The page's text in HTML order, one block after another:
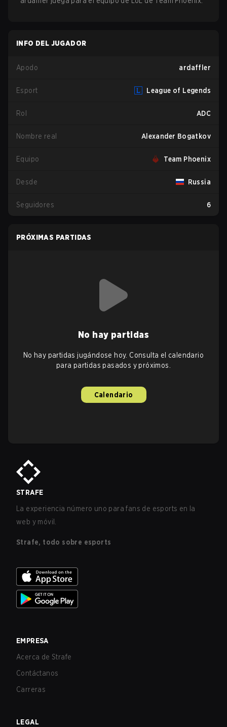
INFO DEL JUGADOR
Apodo ardaffler
Esport League of Legends
Rol ADC
Nombre real Alexander Bogatkov
Equipo Team Phoenix
Desde Russia
Seguidores 6
PRÓXIMAS PARTIDAS
No hay partidas
No hay partidas jugándose hoy. Consulta el calendario
para partidas pasados y próximos.
Calendario
STRAFE
La experiencia número uno para fans de esports en la
web y móvil.
Strafe, todo sobre esports
EMPRESA
Acerca de Strafe
Contáctanos
Carreras
LEGAL